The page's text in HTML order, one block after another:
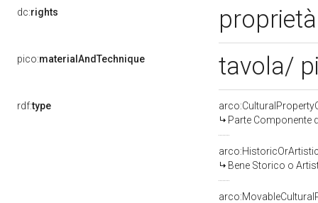
dc:rights
pico:materialAndTechnique tavola/
rdf:type
Parte Componente
Bene Storico o